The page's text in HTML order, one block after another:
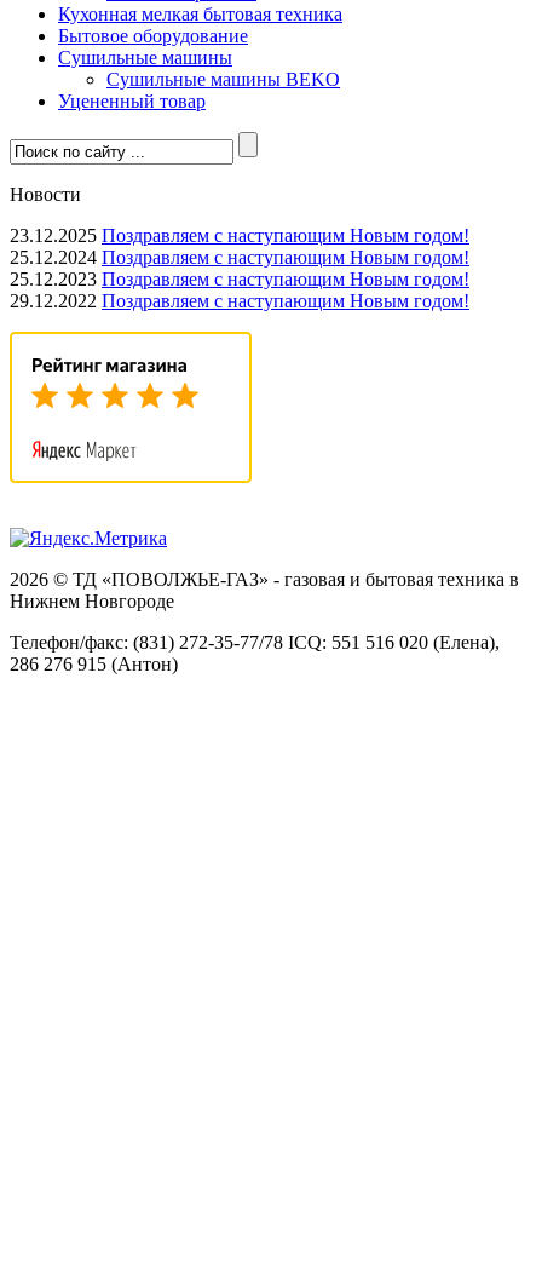
Кухонная мелкая бытовая техника
Бытовое оборудование
Сушильные машины
Сушильные машины BEKO
Уцененный товар
Новости
23.12.2025 Поздравляем с наступающим Новым годом!
25.12.2024 Поздравляем с наступающим Новым годом!
25.12.2023 Поздравляем с наступающим Новым годом!
29.12.2022 Поздравляем с наступающим Новым годом!
2026 © ТД «ПОВОЛЖЬЕ-ГАЗ» - газовая и бытовая техника в
Нижнем Новгороде
Телефон/факс: (831) 272-35-77/78 ICQ: 551 516 020 (Елена),
286 276 915 (Антон)